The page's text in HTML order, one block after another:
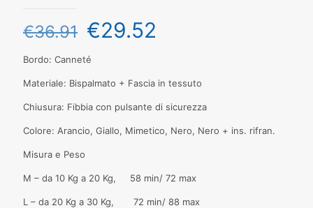
€36.91 €29.52
Bordo: Canneté
Materiale: Bispalmato + Fascia in tessuto
Chiusura: Fibbia con pulsante di sicurezza
Colore: Arancio, Giallo, Mimetico, Nero, Nero + ins. rifran.
Misura e Peso
M – da 10 Kg a 20 Kg, 58 min/ 72 max
L – da 20 Kg a 30 Kg, 72 min/ 88 max